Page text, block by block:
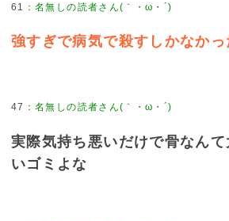
61
強すぎで病気で殺すしかなかっ
47
実際気持ち悪いだけで骨なん
いゴミよな